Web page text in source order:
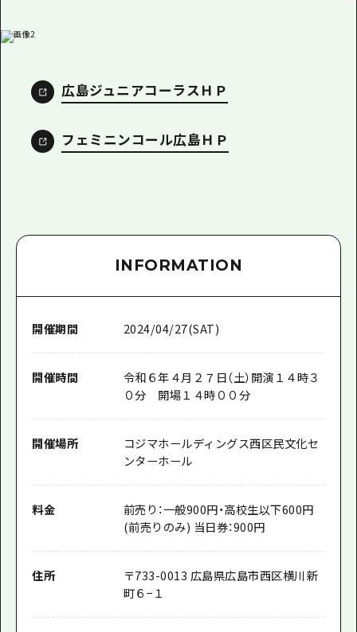
広島ジュニアコーラスＨＰ
フェミニンコール広島ＨＰ
INFORMATION
開催期間 2024/04/27(SAT)
開催時間
令和６年４月２７日（土）開演１４時３
０分 開場１４時００分
開催場所
コジマホールディングス西区民文化セ
ンターホール
料金
前売り：一般900円・高校生以下600円
(前売りのみ) 当日券：900円
住所
〒733-0013 広島県広島市西区横川新
町６−１